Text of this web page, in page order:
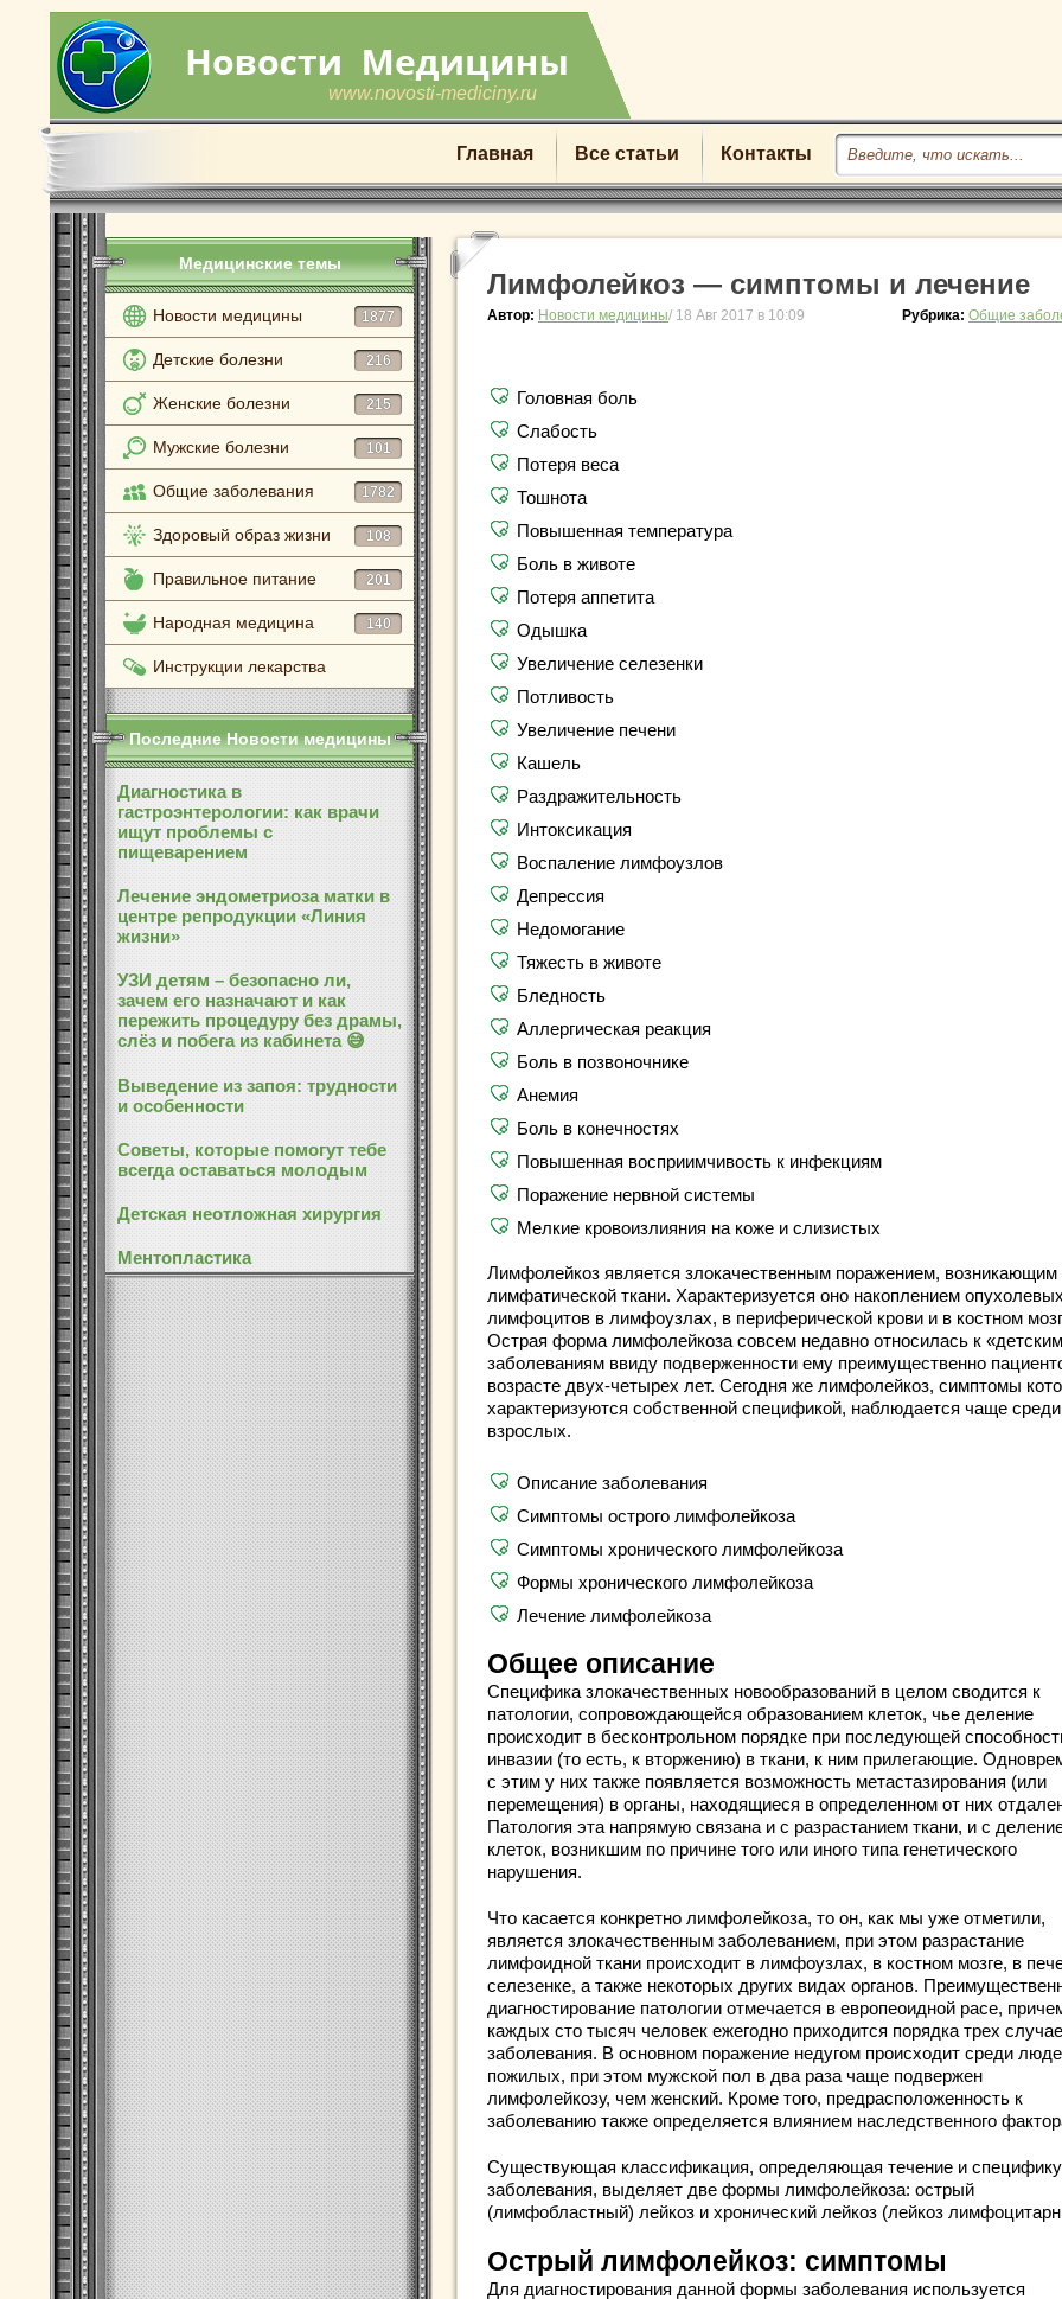
www.novosti-mediciny.ru
Главная Все статьи Контакты
Медицинские темы
Новости медицины 1877
Детские болезни 216
Женские болезни 215
Мужские болезни 101
Общие заболевания 1782
Здоровый образ жизни 108
Правильное питание 201
Народная медицина 140
Инструкции лекарства
Последние Новости медицины
Диагностика в
гастроэнтерологии: как врачи
ищут проблемы с
пищеварением
Лечение эндометриоза матки в
центре репродукции «Линия
жизни»
УЗИ детям – безопасно ли,
зачем его назначают и как
пережить процедуру без драмы,
слёз и побега из кабинета 😅
Выведение из запоя: трудности
и особенности
Советы, которые помогут тебе
всегда оставаться молодым
Детская неотложная хирургия
Ментопластика
Лимфолейкоз — симптомы и лечение
Автор: Новости медицины/ 18 Авг 2017 в 10:09 Рубрика: Общие
Головная боль
Слабость
Потеря веса
Тошнота
Повышенная температура
Боль в животе
Потеря аппетита
Одышка
Увеличение селезенки
Потливость
Увеличение печени
Кашель
Раздражительность
Интоксикация
Воспаление лимфоузлов
Депрессия
Недомогание
Тяжесть в животе
Бледность
Аллергическая реакция
Боль в позвоночнике
Анемия
Боль в конечностях
Повышенная восприимчивость к инфекциям
Поражение нервной системы
Мелкие кровоизлияния на коже и слизистых
Лимфолейкоз является злокачественным поражением, возникающим
лимфатической ткани. Характеризуется оно накоплением
лимфоцитов в лимфоузлах, в периферической крови и в костном
Острая форма лимфолейкоза совсем недавно относилась к
заболеваниям ввиду подверженности ему преимущественно
возрасте двух-четырех лет. Сегодня же лимфолейкоз, симптомы
характеризуются собственной спецификой, наблюдается чаще среди
взрослых.
Описание заболевания
Симптомы острого лимфолейкоза
Симптомы хронического лимфолейкоза
Формы хронического лимфолейкоза
Лечение лимфолейкоза
Общее описание
Специфика злокачественных новообразований в целом сводится к
патологии, сопровождающейся образованием клеток, чье деление
происходит в бесконтрольном порядке при последующей
инвазии (то есть, к вторжению) в ткани, к ним прилегающие.
с этим у них также появляется возможность метастазирования (или
перемещения) в органы, находящиеся в определенном от них
Патология эта напрямую связана и с разрастанием ткани, и с
клеток, возникшим по причине того или иного типа генетического
нарушения.
Что касается конкретно лимфолейкоза, то он, как мы уже отметили,
является злокачественным заболеванием, при этом разрастание
лимфоидной ткани происходит в лимфоузлах, в костном мозге, в
селезенке, а также некоторых других видах органов.
диагностирование патологии отмечается в европеоидной расе,
каждых сто тысяч человек ежегодно приходится порядка трех
заболевания. В основном поражение недугом происходит среди
пожилых, при этом мужской пол в два раза чаще подвержен
лимфолейкозу, чем женский. Кроме того, предрасположенность к
заболеванию также определяется влиянием наследственного
Существующая классификация, определяющая течение и специфику
заболевания, выделяет две формы лимфолейкоза: острый
(лимфобластный) лейкоз и хронический лейкоз (лейкоз
Острый лимфолейкоз: симптомы
Для диагностирования данной формы заболевания используется